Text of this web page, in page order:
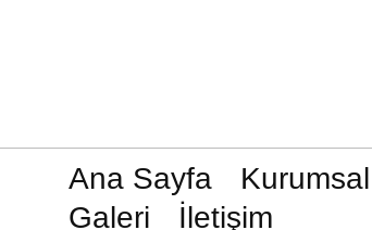
Ana Sayfa Kurumsal
Galeri
İletişim